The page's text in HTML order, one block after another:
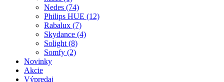
Nedes (74)
Philips HUE (12)
Rabalux (7)
Skydance (4)
Solight (8)
Somfy (2)
Novinky
Akcie
Výpredaj